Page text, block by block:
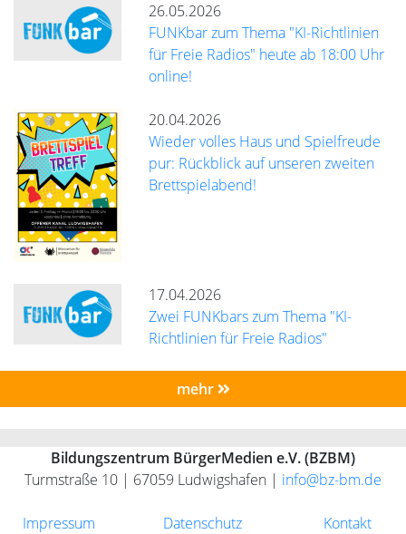
26.05.2026
FUNKbar zum Thema "KI-Richtlinien
für Freie Radios" heute ab 18:00 Uhr
online!
20.04.2026
Wieder volles Haus und Spielfreude
pur: Rückblick auf unseren zweiten
Brettspielabend!
17.04.2026
Zwei FUNKbars zum Thema "KI-
Richtlinien für Freie Radios"
mehr
Bildungszentrum BürgerMedien e.V. (BZBM)
Turmstraße 10 | 67059 Ludwigshafen | info@bz-bm.de
Impressum Datenschutz Kontakt